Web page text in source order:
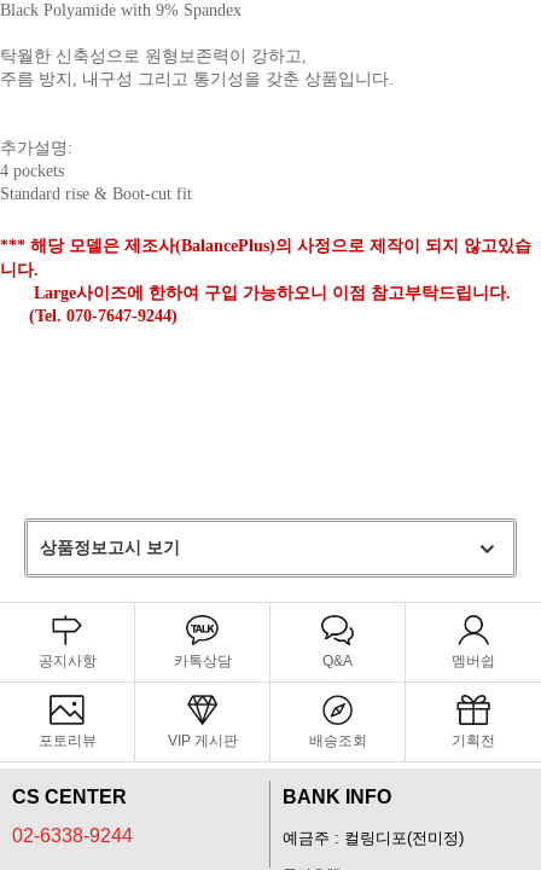
Black Polyamide with 9% Spandex
탁월한 신축성으로 원형보존력이 강하고,
주름 방지, 내구성 그리고 통기성을 갖춘 상품입니다.
추가설명:
4 pockets
Standard rise & Boot-cut fit
*** 해당 모델은 제조사(BalancePlus)의 사정으로 제작이 되지 않고있습
니다.
Large사이즈에 한하여 구입 가능하오니 이점 참고부탁드립니다.
(Tel. 070-7647-9244)
상품정보고시 보기
공지사항 카톡상담 Q&A 멤버쉽
포토리뷰 VIP 게시판 배송조회 기획전
CS CENTER
02-6338-9244
BANK INFO
예금주 : 컬링디포(전미정)